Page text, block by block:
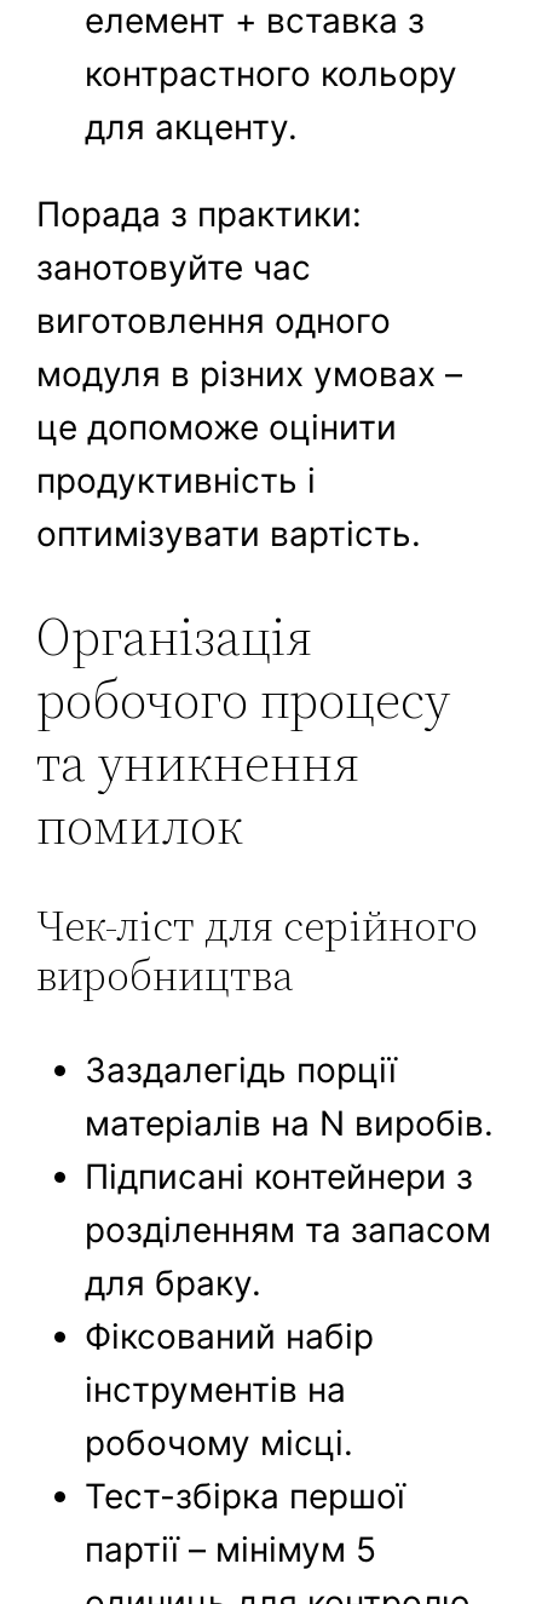
елемент + вставка з
контрастного кольору
для акценту.
Порада з практики:
занотовуйте час
виготовлення одного
модуля в різних умовах –
це допоможе оцінити
продуктивність і
оптимізувати вартість.
Організація
робочого процесу
та уникнення
помилок
Чек-ліст для серійного
виробництва
Заздалегідь порції
матеріалів на N виробів.
Підписані контейнери з
розділенням та запасом
для браку.
Фіксований набір
інструментів на
робочому місці.
Тест-збірка першої
партії – мінімум 5